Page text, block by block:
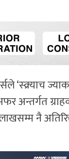
‘स्क्र्याच
अन्तर्गत
नै